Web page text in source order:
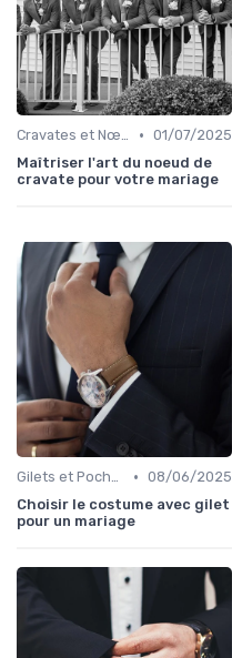
Cravates et Nœuds Papillon • 01/07/2025
Maîtriser l'art du noeud de
cravate pour votre mariage
Gilets et Pochettes • 08/06/2025
Choisir le costume avec gilet
pour un mariage